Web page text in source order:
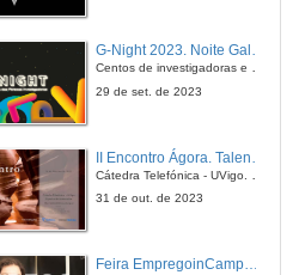
27 de abr. de 2016
27 de abr. de 2016
G-Night 2023. Noite Galega das Persoas Investigadoras. Conciencias creativas
Centos de investigadoras e investigadores, decenas de actividades e sete cidades
29 de set. de 2023
Cátedra Telefónica - UVigo. Espazos de innovación
31 de out. de 2023
Feira EmpregoinCampus Vigo 2024